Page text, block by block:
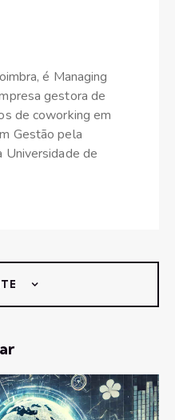
é Managing
gestora de
de coworking em
Gestão pela
Universidade de